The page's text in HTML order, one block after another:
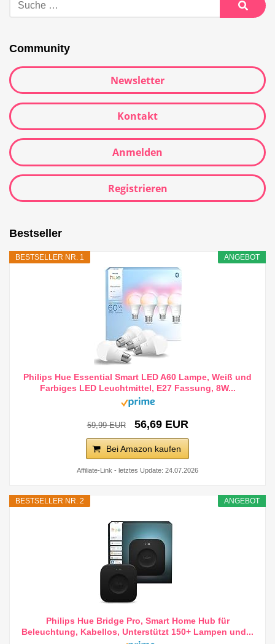
Community
Newsletter
Kontakt
Anmelden
Registrieren
Bestseller
ANGEBOT
BESTSELLER NR. 1
Philips Hue Essential Smart LED A60 Lampe, Weiß und
Farbiges LED Leuchtmittel, E27 Fassung, 8W...
59,99 EUR 56,69 EUR
Bei Amazon kaufen
Affiliate-Link - letztes Update: 24.07.2026
ANGEBOT
BESTSELLER NR. 2
Philips Hue Bridge Pro, Smart Home Hub für
Beleuchtung, Kabellos, Unterstützt 150+ Lampen und...